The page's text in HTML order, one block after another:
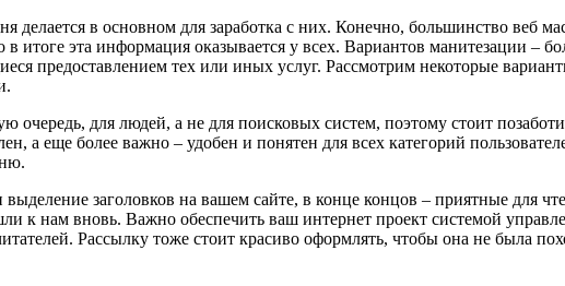
делается в основном для заработка с них. Конечно, большинство веб
итоге эта информация оказывается у всех. Вариантов манитезации –
предоставлением тех или иных услуг. Рассмотрим некоторые
очередь, для людей, а не для поисковых систем, поэтому стоит
а еще более важно – удобен и понятен для всех категорий
заголовков на вашем сайте, в конце концов – приятные для
к нам вновь. Важно обеспечить ваш интернет проект системой
Рассылку тоже стоит красиво оформлять, чтобы она не была